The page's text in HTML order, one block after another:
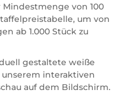
von 100
um von
ab 1.000 Stück zu
gestaltete weiße
interaktiven
auf dem Bildschirm.